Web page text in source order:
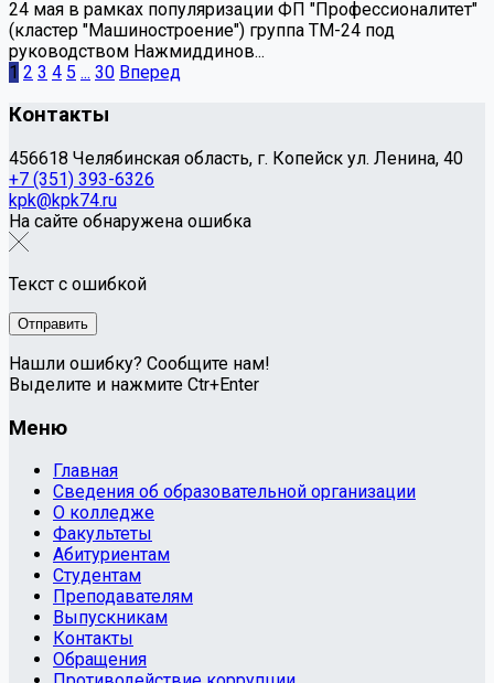
24 мая в рамках популяризации ФП "Профессионалитет"
(кластер "Машиностроение") группа ТМ-24 под
руководством Нажмиддинов...
1 2 3 4 5 ... 30 Вперед
Контакты
456618 Челябинская область, г. Копейск ул. Ленина, 40
+7 (351) 393-6326
kpk@kpk74.ru
На сайте обнаружена ошибка
Текст с ошибкой
Нашли ошибку? Сообщите нам!
Выделите и нажмите Ctr+Enter
Меню
Главная
Сведения об образовательной организации
О колледже
Факультеты
Абитуриентам
Студентам
Преподавателям
Выпускникам
Контакты
Обращения